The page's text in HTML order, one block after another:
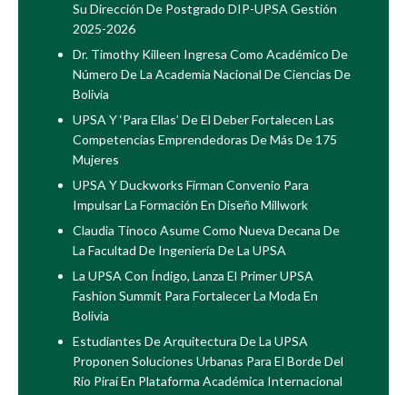
Su Dirección De Postgrado DIP-UPSA Gestión
2025-2026
Dr. Timothy Killeen Ingresa Como Académico De
Número De La Academia Nacional De Ciencias De
Bolivia
UPSA Y ‘Para Ellas’ De El Deber Fortalecen Las
Competencias Emprendedoras De Más De 175
Mujeres
UPSA Y Duckworks Firman Convenio Para
Impulsar La Formación En Diseño Millwork
Claudia Tinoco Asume Como Nueva Decana De
La Facultad De Ingeniería De La UPSA
La UPSA Con Índigo, Lanza El Primer UPSA
Fashion Summit Para Fortalecer La Moda En
Bolivia
Estudiantes De Arquitectura De La UPSA
Proponen Soluciones Urbanas Para El Borde Del
Río Piraí En Plataforma Académica Internacional